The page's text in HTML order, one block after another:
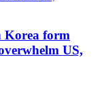
Korea form
US,